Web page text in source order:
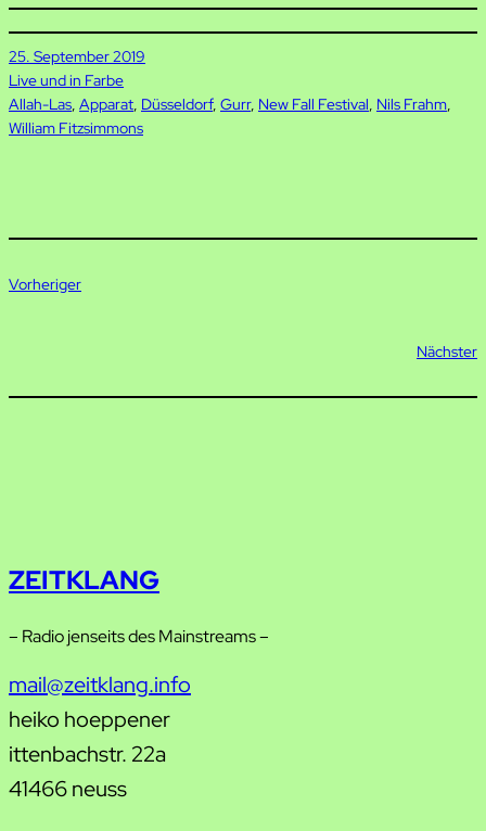
25. September 2019
Live und in Farbe
Allah-Las, Apparat, Düsseldorf, Gurr, New Fall Festival, Nils Frahm
William Fitzsimmons
Vorheriger
Nächster
ZEITKLANG
– Radio jenseits des Mainstreams –
mail@zeitklang.info
heiko hoeppener
ittenbachstr. 22a
41466 neuss